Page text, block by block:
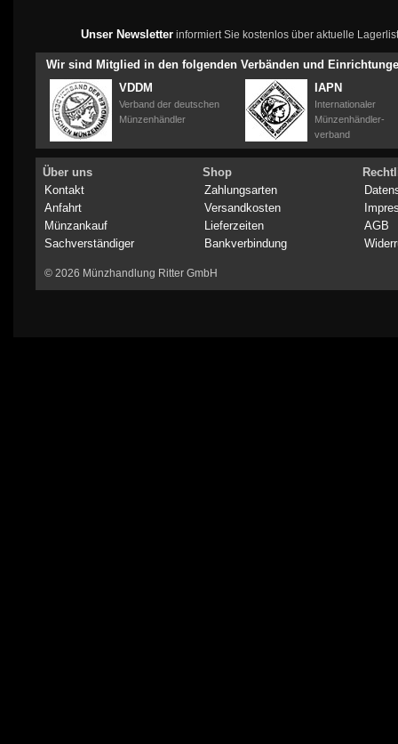
Unser Newsletterinformiert Sie kostenlos über aktuelle
Wir sind Mitglied in den folgenden Verbänden und
VDDM
Verband der deutschen
Münzenhändler
IAPN
Internationaler
Münzenhändler-
verband
Über uns
Kontakt
Anfahrt
Münzankauf
Sachverständiger
Shop
Zahlungsarten
Versandkosten
Lieferzeiten
Bankverbindung
AGB
© 2026 Münzhandlung Ritter GmbH